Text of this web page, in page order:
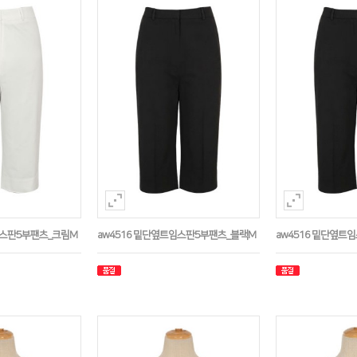
판5부팬츠_크림M aw4516 밑단옆트임스판5부팬츠_블랙M aw4516 밑단옆트